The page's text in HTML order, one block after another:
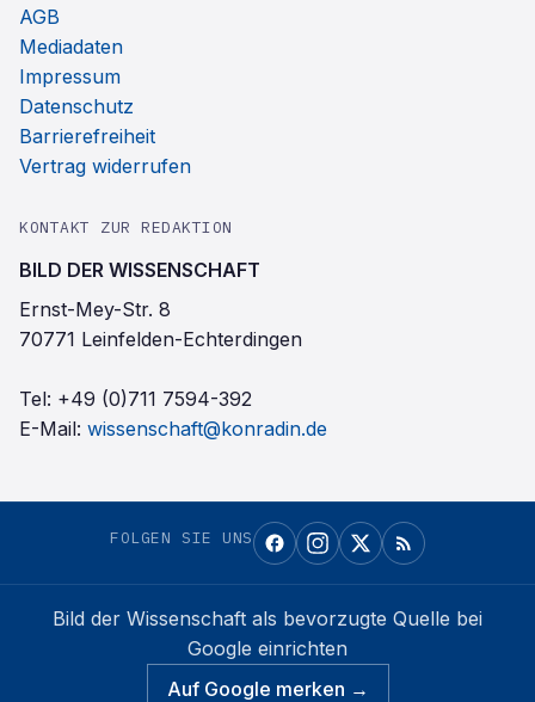
AGB
Mediadaten
Impressum
Datenschutz
Barrierefreiheit
Vertrag widerrufen
KONTAKT ZUR REDAKTION
BILD DER WISSENSCHAFT
Ernst-Mey-Str. 8
70771 Leinfelden-Echterdingen
Tel: +49 (0)711 7594-392
E-Mail: wissenschaft@konradin.de
FOLGEN SIE UNS
Bild der Wissenschaft als bevorzugte Quelle bei
Google einrichten
Auf Google merken →